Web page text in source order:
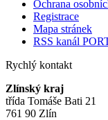
Ochrana
Registrace
Mapa stránek
RSS kanál
Rychlý kontakt
Zlínský kraj
třída Tomáše Bati 21
761 90 Zlín